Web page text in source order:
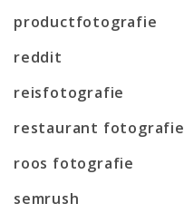
productfotografie
reddit
reisfotografie
restaurant fotografie
roos fotografie
semrush